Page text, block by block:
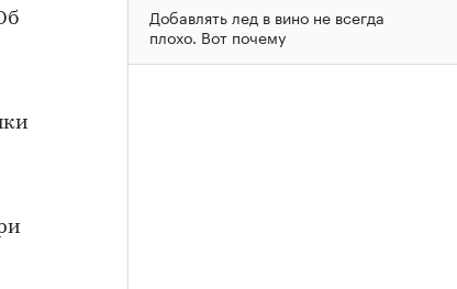
Добавлять лед в вино не всегда
плохо. Вот почему